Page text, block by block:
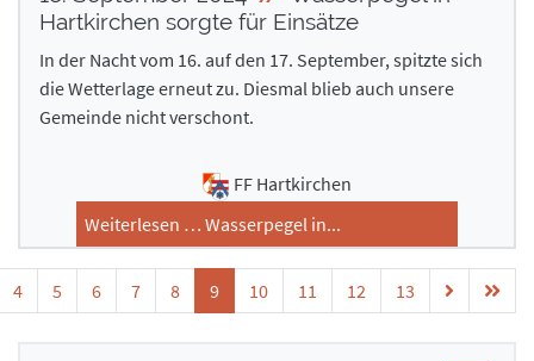
Hartkirchen sorgte für Einsätze
In der Nacht vom 16. auf den 17. September, spitzte sich
die Wetterlage erneut zu. Diesmal blieb auch unsere
Gemeinde nicht verschont.
FF Hartkirchen
Weiterlesen … Wasserpegel in...
4 5 6 7 8 9 10 11 12 13